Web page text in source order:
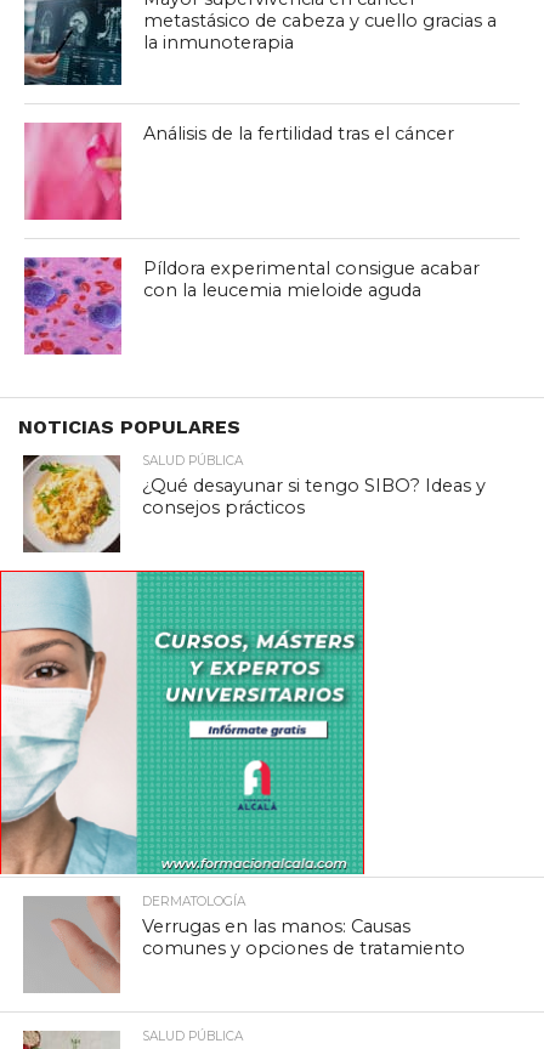
metastásico de cabeza y cuello gracias a
la inmunoterapia
Análisis de la fertilidad tras el cáncer
Píldora experimental consigue acabar
con la leucemia mieloide aguda
NOTICIAS POPULARES
SALUD PÚBLICA
¿Qué desayunar si tengo SIBO? Ideas y
consejos prácticos
DERMATOLOGÍA
Verrugas en las manos: Causas
comunes y opciones de tratamiento
SALUD PÚBLICA